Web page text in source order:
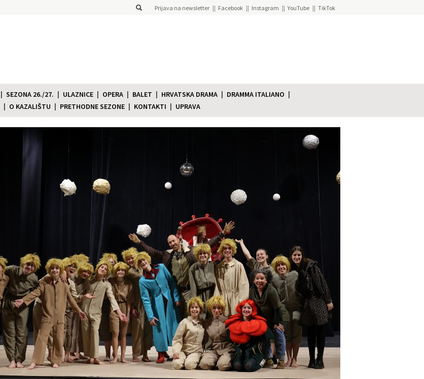
Prijava na newsletter Facebook Instagram YouTube TikTok
SEZONA 26./27. ULAZNICE OPERA BALET HRVATSKA DRAMA
DRAMMA ITALIANO
O KAZALIŠTU PRETHODNE SEZONE KONTAKTI UPRAVA